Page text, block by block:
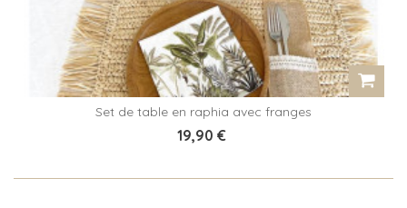
Set de table en raphia avec franges
19,90 €